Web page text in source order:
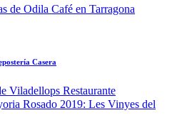
Casera
Viladellops Restaurante
Rosado 2019: Les Vinyes del